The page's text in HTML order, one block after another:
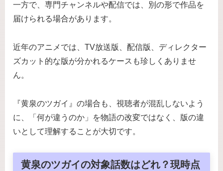
一方で、専門チャンネルや配信では、別の形で作品を
届けられる場合があります。
近年のアニメでは、TV放送版、配信版、ディレクター
ズカット的な版が分かれるケースも珍しくありませ
ん。
『黄泉のツガイ』の場合も、視聴者が混乱しないよう
に、「何が違うのか」を物語の改変ではなく、版の違
いとして理解することが大切です。
黄泉のツガイの対象話数はどれ？現時点